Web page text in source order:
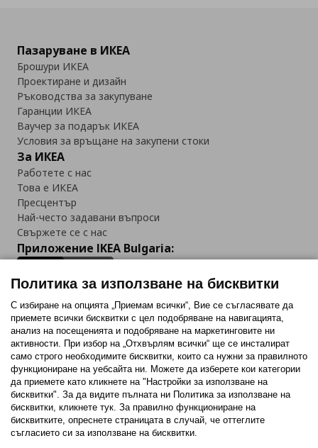
Пазаруване в ИКЕА
Брошури ИКЕА
Проектиране и дизайн
Ръководства за закупуване
Гаранции ИКЕА
Ваучер за подарък ИКЕА
Условия за връщане на закупени стоки
За ИКЕА
Работете с нас
Това е ИКЕА
Пресцентър
Най-често задавани въпроси
Свържете се с нас
Приложение IKEA Bulgaria:
Последвайте ни:
FacebookTwitterYoutubePinterestInstagram
Политика за използване на бисквитки (Cookies)
Политика за използване на бисквитки
С избиране на опцията „Приемам всички“, Вие се съгласявате да
приемете всички бисквитки с цел подобряване на навигацията,
анализ на посещенията и подобряване на маркетинговите ни
активности. При избор на „Отхвърлям всички“ ще се инсталират
само строго необходимитe бисквитки, които са нужни за правилното
функциониране на уебсайта ни. Можете да изберете кои категории
да приемете като кликнете на "Настройки за използване на
бисквитки". За да видите пълната ни Политика за използване на
бисквитки, кликнете тук. За правилно функциониране на
бисквитките, опреснете страницата в случай, че оттеглите
съгласието си за използване на бисквитки.